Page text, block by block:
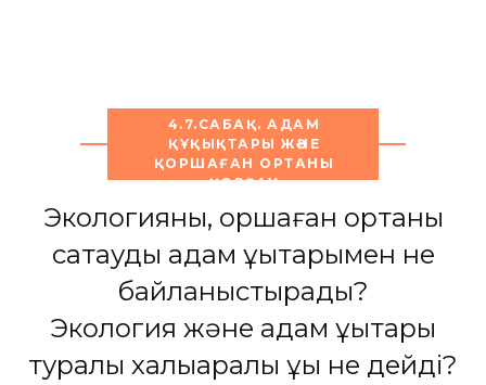
4.7.САБАҚ. АДАМ
ҚҰҚЫҚТАРЫ ЖӘНЕ
ҚОРШАҒАН ОРТАНЫ
ҚОРҒАУ
Экологияны, қоршаған ортаны
сақтауды адам құқықтарымен не
байланыстырады?
Экология және адам құқықтары
туралы халықаралық құқық не дейді?